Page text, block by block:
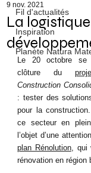
Fil d'actualités
Inspiration
Planète Natura
La
9 nov. 2021
Le 20 octobre se
clôture du
Construction
: tester des
pour la
ce secteur en
plan Rénolution, qui
rénovation en région